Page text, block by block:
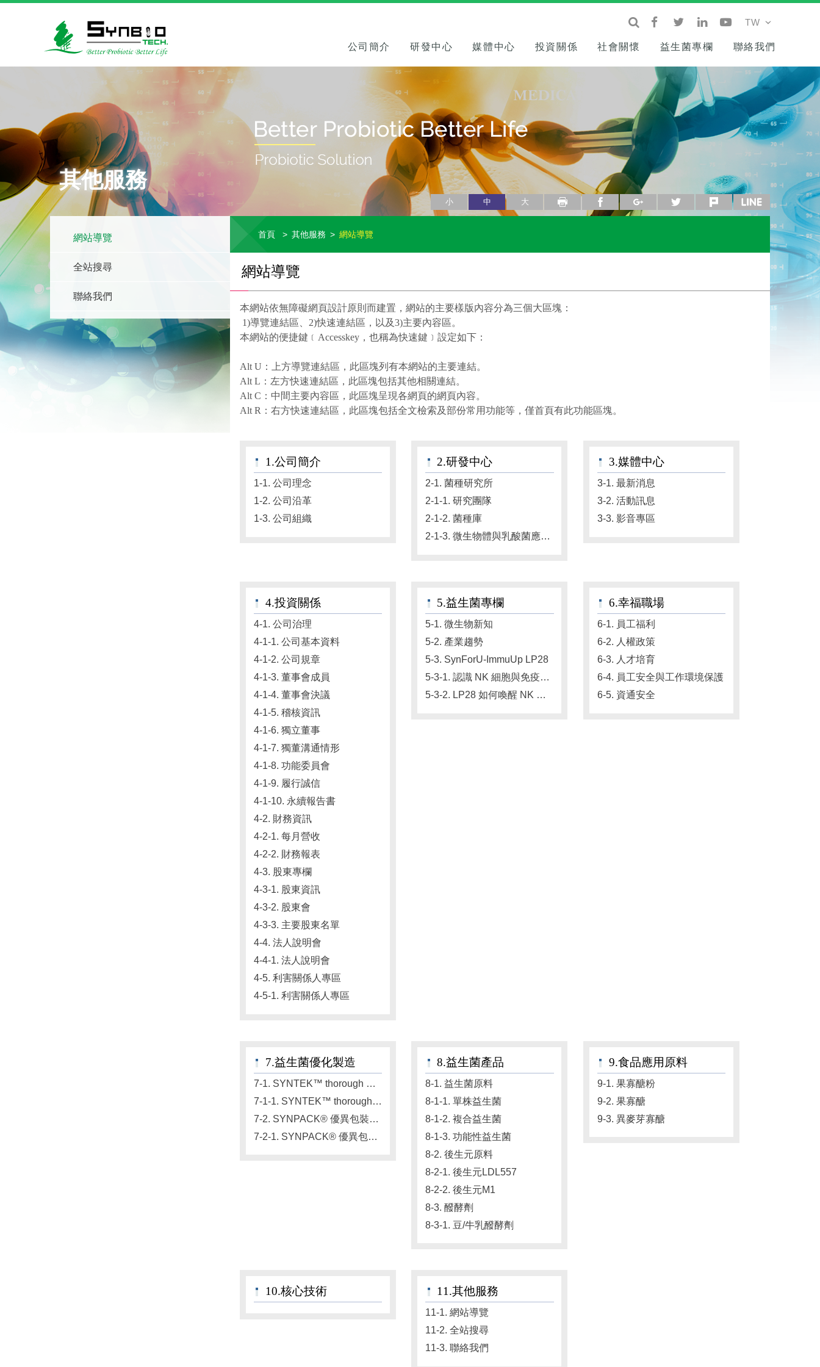
公司簡介 研發中心 媒體中心 投資關係 社會關懷 益生菌專欄 聯絡我們
其他服務
網站導覽
全站搜尋
聯絡我們
小 中 大 facebook google+ twitter plurk line
首頁 其他服務 網站導覽
網站導覽
本網站依無障礙網頁設計原則而建置，網站的主要樣版內容分為三個大區塊：
1)導覽連結區、2)快速連結區，以及3)主要內容區。
本網站的便捷鍵﹝Accesskey，也稱為快速鍵﹞設定如下：
Alt U：上方導覽連結區，此區塊列有本網站的主要連結。
Alt L：左方快速連結區，此區塊包括其他相關連結。
Alt C：中間主要內容區，此區塊呈現各網頁的網頁內容。
Alt R：右方快速連結區，此區塊包括全文檢索及部份常用功能等，僅首頁有此功能區塊。
1.公司簡介
1-1. 公司理念
1-2. 公司沿革
1-3. 公司組織
2.研發中心
2-1. 菌種研究所
2-1-1. 研究團隊
2-1-2. 菌種庫
2-1-3. 微生物體與乳酸菌應用研發中心
3.媒體中心
3-1. 最新消息
3-2. 活動訊息
3-3. 影音專區
4.投資關係
4-1. 公司治理
4-1-1. 公司基本資料
4-1-2. 公司規章
4-1-3. 董事會成員
4-1-4. 董事會決議
4-1-5. 稽核資訊
4-1-6. 獨立董事
4-1-7. 獨董溝通情形
4-1-8. 功能委員會
4-1-9. 履行誠信
4-1-10. 永續報告書
4-2. 財務資訊
4-2-1. 每月營收
4-2-2. 財務報表
4-3. 股東專欄
4-3-1. 股東資訊
4-3-2. 股東會
4-3-3. 主要股東名單
4-4. 法人說明會
4-4-1. 法人說明會
4-5. 利害關係人專區
4-5-1. 利害關係人專區
5.益生菌專欄
5-1. 微生物新知
5-2. 產業趨勢
5-3. SynForU-ImmuUp LP28
5-3-1. 認識 NK 細胞與免疫老化
5-3-2. LP28 如何喚醒 NK 細胞
6.幸福職場
6-1. 員工福利
6-2. 人權政策
6-3. 人才培育
6-4. 員工安全與工作環境保護
6-5. 資通安全
7.益生菌優化製造
7-1. SYNTEK™ thorough 益生菌功能強化整合製造技術
7-1-1. SYNTEK™ thorough 益生菌功能強化整合製造技術
7-2. SYNPACK® 優異包裝技術
7-2-1. SYNPACK® 優異包裝技術
8.益生菌產品
8-1. 益生菌原料
8-1-1. 單株益生菌
8-1-2. 複合益生菌
8-1-3. 功能性益生菌
8-2. 後生元原料
8-2-1. 後生元LDL557
8-2-2. 後生元M1
8-3. 醱酵劑
8-3-1. 豆/牛乳醱酵劑
9.食品應用原料
9-1. 果寡醣粉
9-2. 果寡醣
9-3. 異麥芽寡醣
10.核心技術 11.其他服務
11-1. 網站導覽
11-2. 全站搜尋
11-3. 聯絡我們